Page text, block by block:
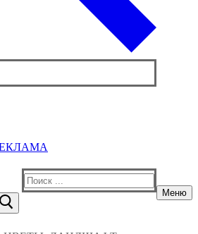
Найти:
Меню